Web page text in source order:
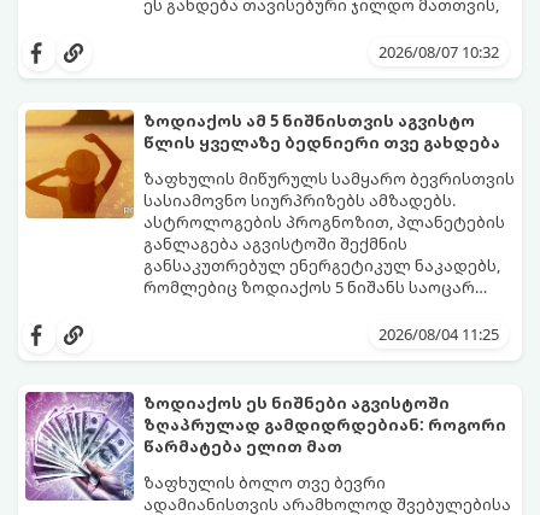
ეს გახდება თავისებური ჯილდო მათთვის,
იჩენდა და სირთულეების მიუხედავად წინ
სურვილების გადადებასა და ხარჯების
მკაცრ კონტროლს. თუმცა, ახლა სიტუაცია
თანდათან შეიცვლება.
პრობლემები, რომლებიც უსასრულო
გეგონათ, უკან დაიხევს, ამასთან ერთად კი
გაჩნდება მეტი ნდობა მომავლის მიმართ.
რთული პერიოდის შემდეგ ეს ნიშნები
შეძლებენ ამოისუნთქონ და დაინახონ
ახალი შესაძლებლობები.
2026/08/07 10:32
ზოდიაქოს ამ 5 ნიშნისთვის აგვისტო
წლის ყველაზე ბედნიერი თვე გახდება
ზაფხულის მიწურულს სამყარო ბევრისთვის
სასიამოვნო სიურპრიზებს ამზადებს.
ასტროლოგების პროგნოზით, პლანეტების
განლაგება აგვისტოში შექმნის
განსაკუთრებულ ენერგეტიკულ ნაკადებს,
რომლებიც ზოდიაქოს 5 ნიშანს საოცარ
ყველაზე ბედნიერი თვე აღმოჩნდება.
2026/08/04 11:25
ზოდიაქოს ეს ნიშნები აგვისტოში
ზღაპრულად გამდიდრდებიან: როგორი
წარმატება ელით მათ
ზაფხულის ბოლო თვე ბევრი
ადამიანისთვის არამხოლოდ შვებულებისა